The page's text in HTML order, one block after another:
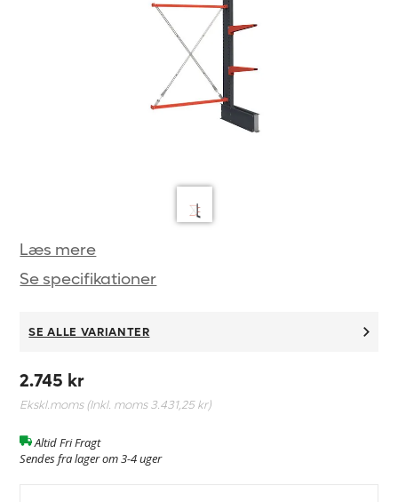
Læs mere
Se specifikationer
SE ALLE VARIANTER
2.745 kr
Ekskl.moms (Inkl. moms3.431,25 kr)
Altid Fri Fragt
Sendes fra lager om 3-4 uger